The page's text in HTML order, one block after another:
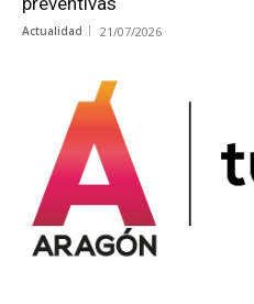
Actualidad 21/07/2026